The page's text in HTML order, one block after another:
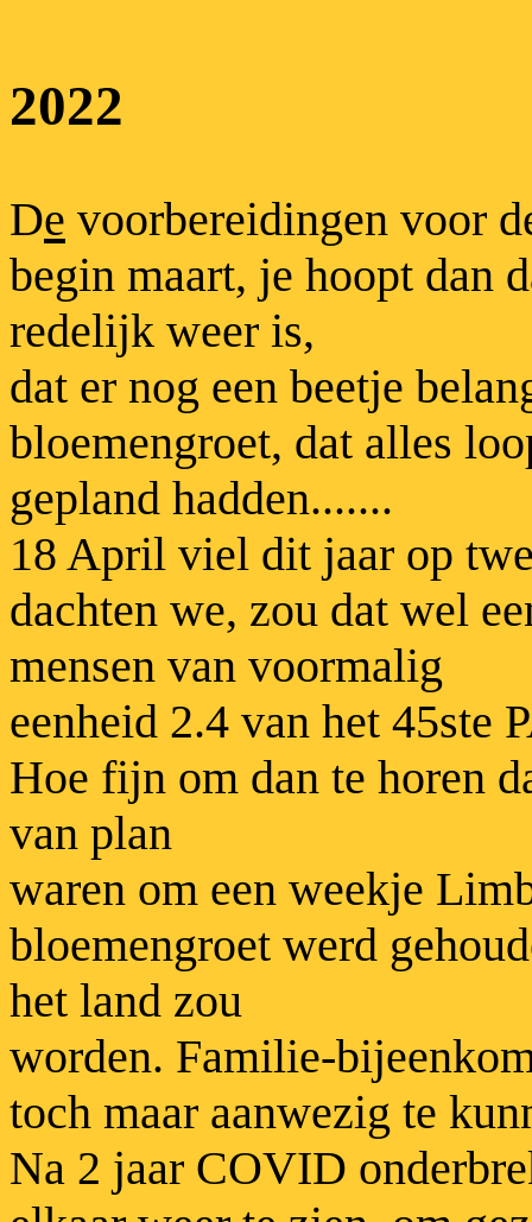
2022
De voorbereidingen voor
begin maart, je hoopt dan
redelijk weer is,
dat er nog een beetje
bloemengroet, dat alles
gepland hadden.......
18 April viel dit jaar op
dachten we, zou dat wel
mensen van voormalig
eenheid 2.4 van het 45ste
Hoe fijn om dan te horen
van plan
waren om een weekje
bloemengroet werd
het land zou
worden. Familie-
toch maar aanwezig te
Na 2 jaar COVID